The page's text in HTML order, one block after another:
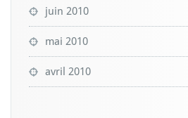
juin 2010
mai 2010
avril 2010